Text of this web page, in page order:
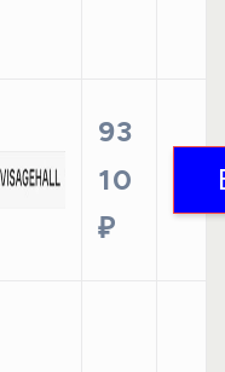
93
10
₽